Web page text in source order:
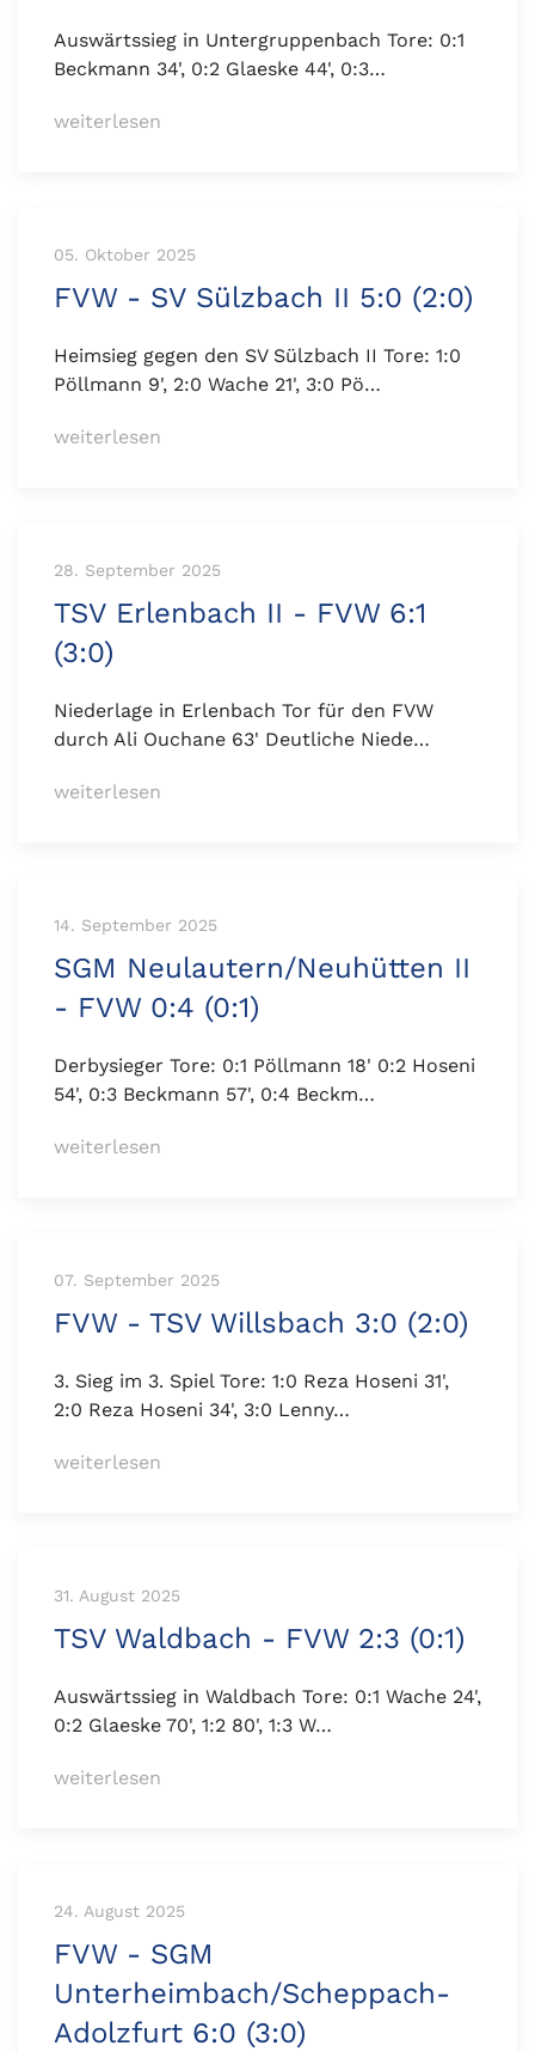
Auswärtssieg in Untergruppenbach Tore: 0:1
Beckmann 34', 0:2 Glaeske 44', 0:3…
weiterlesen
05. Oktober 2025
FVW - SV Sülzbach II 5:0 (2:0)
Heimsieg gegen den SV Sülzbach II Tore: 1:0
Pöllmann 9', 2:0 Wache 21', 3:0 Pö…
weiterlesen
28. September 2025
TSV Erlenbach II - FVW 6:1
(3:0)
Niederlage in Erlenbach Tor für den FVW
durch Ali Ouchane 63' Deutliche Niede…
weiterlesen
14. September 2025
SGM Neulautern/Neuhütten II
- FVW 0:4 (0:1)
Derbysieger Tore: 0:1 Pöllmann 18' 0:2 Hoseni
54', 0:3 Beckmann 57', 0:4 Beckm…
weiterlesen
07. September 2025
FVW - TSV Willsbach 3:0 (2:0)
3. Sieg im 3. Spiel Tore: 1:0 Reza Hoseni 31',
2:0 Reza Hoseni 34', 3:0 Lenny…
weiterlesen
31. August 2025
TSV Waldbach - FVW 2:3 (0:1)
Auswärtssieg in Waldbach Tore: 0:1 Wache 24',
0:2 Glaeske 70', 1:2 80', 1:3 W…
weiterlesen
24. August 2025
FVW - SGM
Unterheimbach/Scheppach-
Adolzfurt 6:0 (3:0)